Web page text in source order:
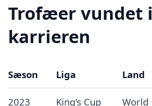
Trofæer vundet i
karrieren
Sæson Liga Land
2023 King's Cup World